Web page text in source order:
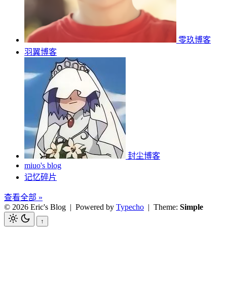
零玖博客
羽翼博客
封尘博客
miuo's blog
记忆碎片
查看全部 »
© 2026 Eric's Blog | Powered by Typecho | Theme: Simple
↑